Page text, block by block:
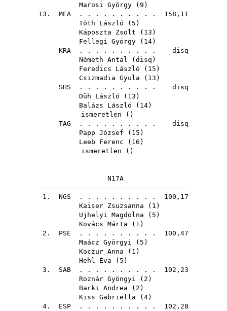
Marosi György ( 9 )
13. MEA . . . . . . . . . . 158,11
Tóth László ( 5 )
Káposzta Zsolt ( 13 )
Fellegi György ( 14)
KRA . . . . . . . . . . disq
Németh Antal ( disq )
Feredics László ( 15 )
Csizmadia Gyula ( 13 )
SHS . . . . . . . . . . disq
Düh László ( 13 )
Balázs László ( 14)
ismeretlen ()
TAG . . . . . . . . . . disq
Papp József ( 15 )
Leeb Ferenc ( 16 )
ismeretlen ()
N17A
-------------------------------------
1. NGS . . . . . . . . . . 100,17
Kaiser Zsuzsanna ( 1 )
Ujhelyi Magdolna ( 5 )
Kovács Márta ( 1 )
2. PSE . . . . . . . . . . 100,47
Maácz Györgyi ( 5 )
Koczur Anna ( 1 )
Hehl Éva ( 5 )
3. SAB . . . . . . . . . . 102,23
Roznár Gyöngyi ( 2 )
Barki Andrea ( 2 )
Kiss Gabriella ( 4)
4. ESP . . . . . . . . . . 102,28